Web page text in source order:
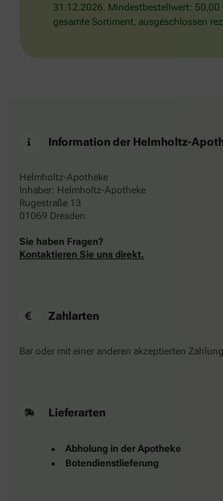
31.12.2026. Mindestbestellwert: 50,00
gesamte Sortiment, ausgeschlossen
Information der Helmholtz-
Helmholtz-Apotheke
Inhaber: Helmholtz-Apotheke
Rugestraße 13
01069 Dresden
Sie haben Fragen?
Kontaktieren Sie uns direkt.
Zahlarten
Bar oder mit einer anderen akzeptierten
Lieferarten
Abholung in der Apotheke
Botendienstlieferung